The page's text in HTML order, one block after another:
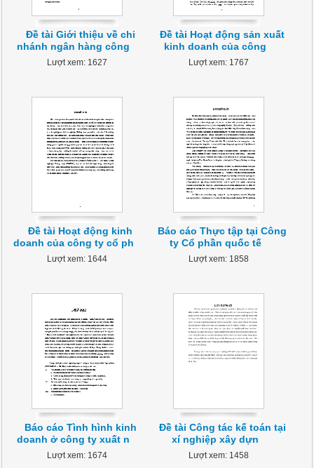
Đề tài Giới thiệu về chi
nhánh ngân hàng công
Lượt xem: 1627
Đề tài Hoạt động sản xuất
kinh doanh của công
Lượt xem: 1767
Đề tài Hoạt động kinh
doanh của công ty cổ ph
Lượt xem: 1644
Báo cáo Thực tập tại Công
ty Cổ phần quốc tế
Lượt xem: 1858
Báo cáo Tình hình kinh
doanh ở công ty xuất n
Lượt xem: 1674
Đề tài Công tác kế toán tại
xí nghiệp xây dựn
Lượt xem: 1458